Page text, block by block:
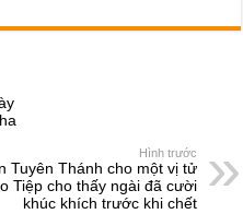
er ail ar
Hình trước
Tuyên Thánh cho một vị tử
Tiệp cho thấy ngài đã cười
khúc khích trước khi chết